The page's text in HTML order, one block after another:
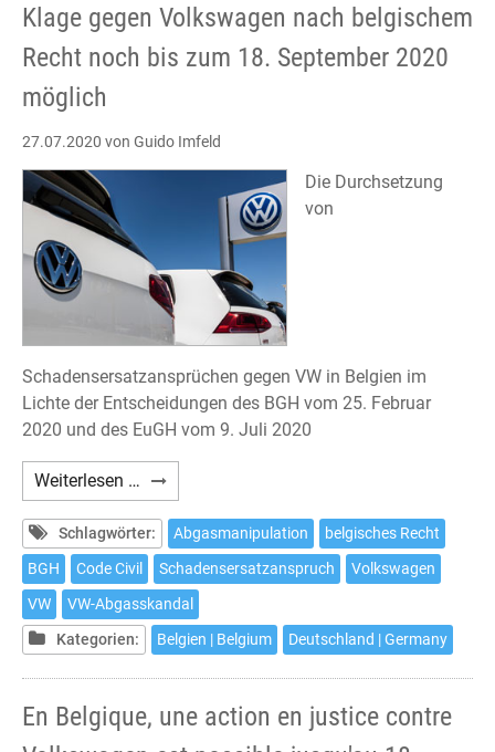
Klage gegen Volkswagen nach belgischem
Recht noch bis zum 18. September 2020
möglich
27.07.2020 von Guido Imfeld
Die Durchsetzung
von
Schadensersatzansprüchen gegen VW in Belgien im
Lichte der Entscheidungen des BGH vom 25. Februar
2020 und des EuGH vom 9. Juli 2020
Weiterlesen … Klage
gegen
Volkswagen
nach
belgischem
Recht
noch
18.
September
Schlagwörter: Abgasmanipulation
belgisches Recht
BGH
Code Civil Schadensersatzanspruch
Volkswagen
VW
VW-Abgasskandal
Kategorien:
Belgien | Belgium Deutschland | Germany
En Belgique, une action en justice contre